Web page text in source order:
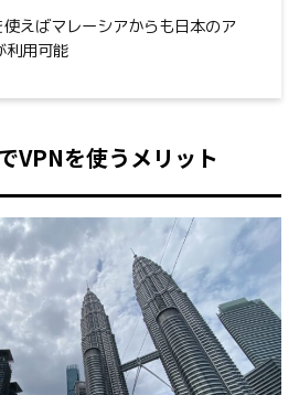
使えばマレーシアからも日本のア
利用可能
VPNを使うメリット